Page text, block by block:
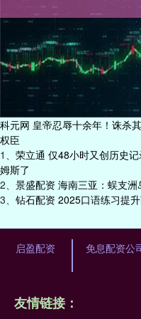
科元网 皇帝忍辱十余年！诛杀
权臣
1、 荣立通 仅48小时又创历史
姆斯了
2、 景盛配资 海南三亚：蜈支
3、 钻石配资 2025口语练习提
启盈配资 免息配资公
友情链接：